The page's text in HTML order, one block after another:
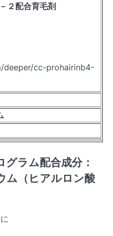
２配合育毛剤
deeper/cc-prohairinb4-
ラム配合成分：
ム（ヒアルロン酸